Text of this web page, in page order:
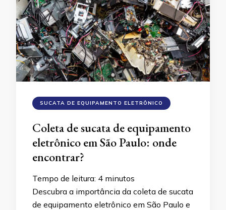
SUCATA DE EQUIPAMENTO ELETRÔNICO
Coleta de sucata de equipamento
eletrônico em São Paulo: onde
encontrar?
Tempo de leitura: 4 minutos
Descubra a importância da coleta de sucata
de equipamento eletrônico em São Paulo e